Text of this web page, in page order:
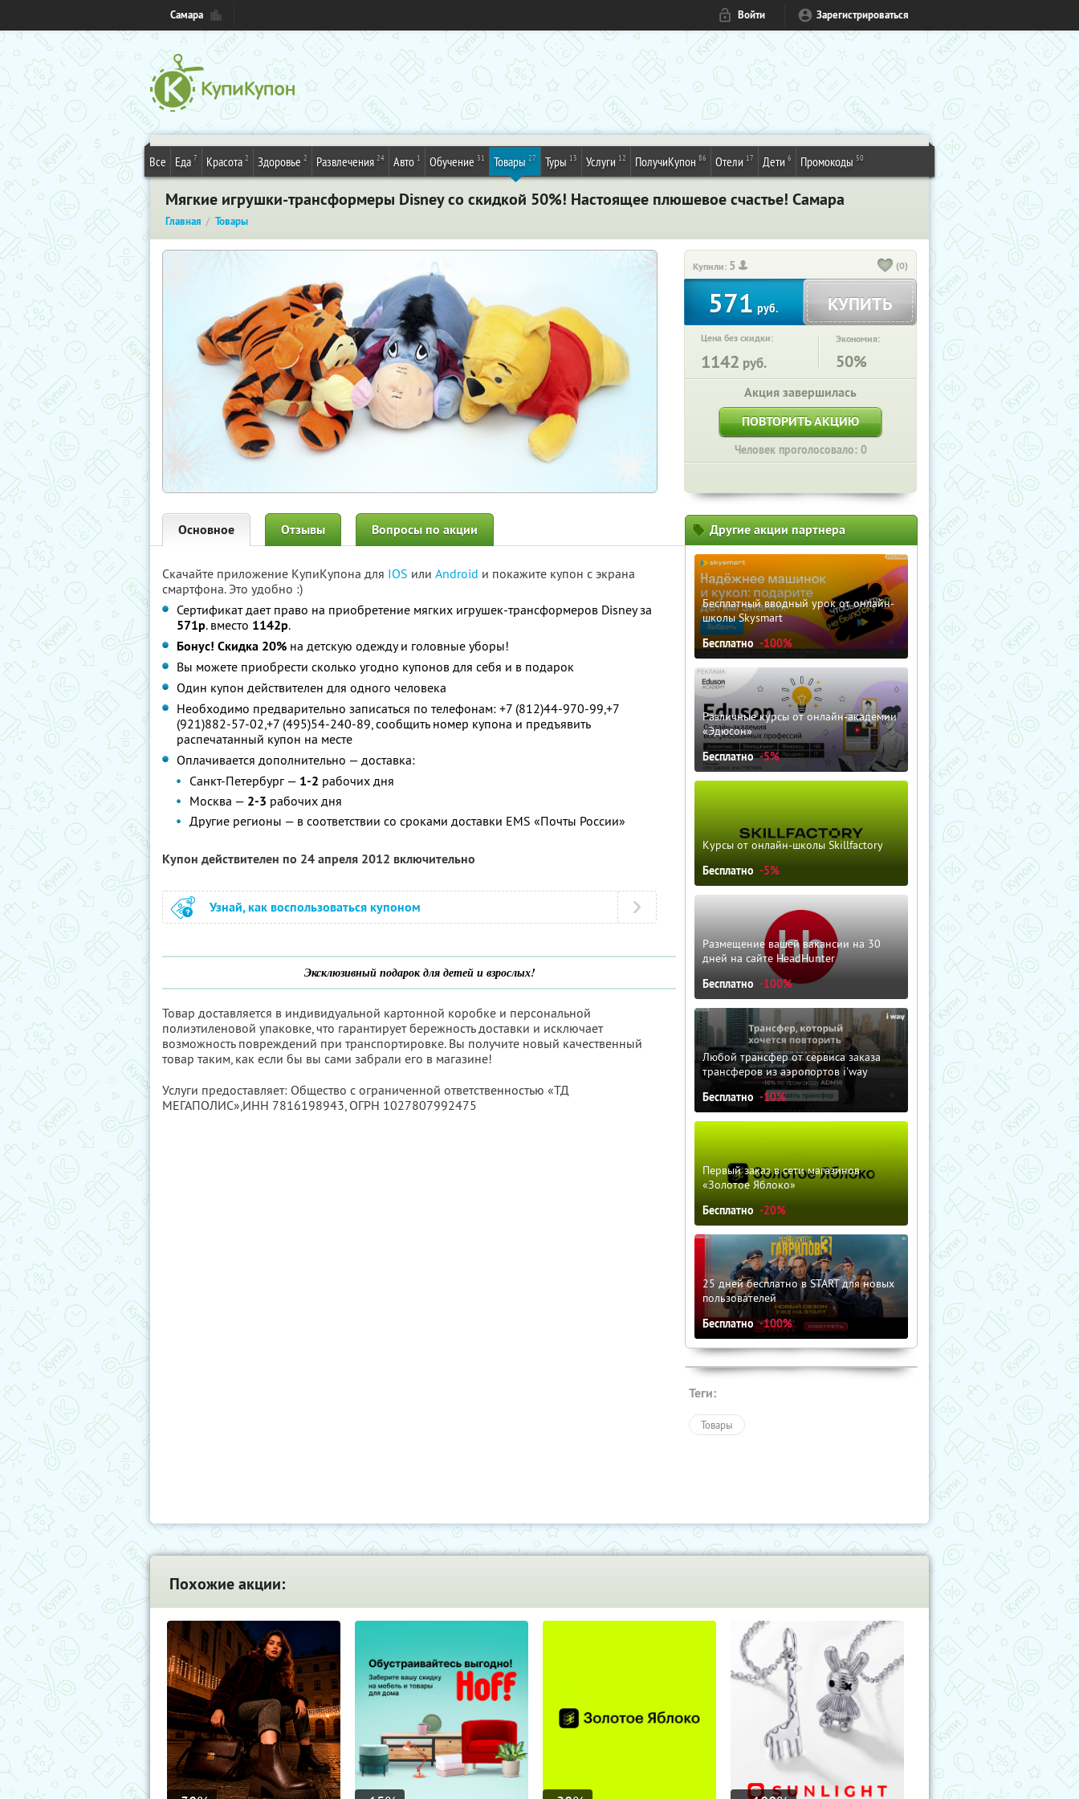
Самара Войти Зарегистрироваться
Все Еда 7 Красота 2 Здоровье 2 Развлечения 24 Авто 1 Обучение 31 Товары 27 Туры 13 Услуги 12 ПолучиКупон 86 Отели 17 Дети 6 Промокоды 50
Мягкие игрушки-трансформеры Disney со скидкой 50%! Настоящее плюшевое счастье! Самара
Главная Товары
Купили: 5 (0)
571 руб. КУПИТЬ
Цена без скидки:
1142 руб.
Экономия:
50%
Акция завершилась
ПОВТОРИТЬ АКЦИЮ
Человек проголосовало: 0
Основное Отзывы Вопросы по акции
Скачайте приложение КупиКупона для IOS или Android и покажите купон с экрана
смартфона. Это удобно :)
Сертификат дает право на приобретение мягких игрушек-трансформеров Disney за
571р. вместо 1142р.
Бонус! Скидка 20% на детскую одежду и головные уборы!
Вы можете приобрести сколько угодно купонов для себя и в подарок
Один купон действителен для одного человека
Необходимо предварительно записаться по телефонам: +7 (812)44-970-99,+7
(921)882-57-02,+7 (495)54-240-89, сообщить номер купона и предъявить
распечатанный купон на месте
Оплачивается дополнительно — доставка:
Санкт-Петербург — 1-2 рабочих дня
Москва — 2-3 рабочих дня
Другие регионы — в соответствии со сроками доставки EMS «Почты России»
Купон действителен по 24 апреля 2012 включительно
Узнай, как воспользоваться купоном
Эксклюзивный подарок для детей и взрослых!
Товар доставляется в индивидуальной картонной коробке и персональной
полиэтиленовой упаковке, что гарантирует бережность доставки и исключает
возможность повреждений при транспортировке. Вы получите новый качественный
товар таким, как если бы вы сами забрали его в магазине!
Услуги предоставляет: Общество с ограниченной ответственностью «ТД
МЕГАПОЛИС»,ИНН 7816198943, ОГРН 1027807992475
Другие акции партнера
Бесплатный вводный урок от онлайн-
школы Skysmart
Бесплатно -100%
Различные курсы от онлайн-академии
«Эдюсон»
Бесплатно -5%
Курсы от онлайн-школы Skillfactory
Бесплатно -5%
Размещение вашей вакансии на 30
дней на сайте HeadHunter
Бесплатно -100%
Любой трансфер от сервиса заказа
трансферов из аэропортов i'way
Бесплатно -10%
Первый заказ в сети магазинов
«Золотое Яблоко»
Бесплатно -20%
25 дней бесплатно в START для новых
пользователей
Бесплатно -100%
Теги:
Товары
Похожие акции: